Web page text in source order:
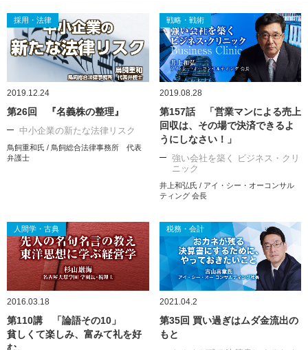
採用・法律
2019.12.24
第26回 『名義株の整理』
中小企業の新たな法律リスク
鳥飼重和氏 / 鳥飼総合法律事務所 代表
弁護士
戦略・戦術
2019.08.28
第157話 「営業マンによる売上
回収は、その場で決済できるよ
うにしなさい！」
強い会社を築く ビジネス・クリ
ニック
井上和弘氏 / アイ・シー・オーコンサル
ティング 会長
人間学・古典
2016.03.18
第110講 「論語その10」
貧しくて楽しみ、富みて礼を好
税務・会計
2021.04.2
第35回 買い過ぎはムダ金流出の
もと